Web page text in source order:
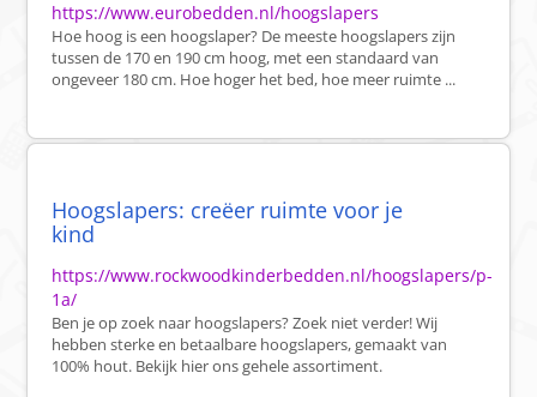
https://www.eurobedden.nl/hoogslapers
Hoe hoog is een hoogslaper? De meeste hoogslapers zijn
tussen de 170 en 190 cm hoog, met een standaard van
ongeveer 180 cm. Hoe hoger het bed, hoe meer ruimte ...
Hoogslapers: creëer ruimte voor je
kind
https://www.rockwoodkinderbedden.nl/hoogslapers/p-
1a/
Ben je op zoek naar hoogslapers? Zoek niet verder! Wij
hebben sterke en betaalbare hoogslapers, gemaakt van
100% hout. Bekijk hier ons gehele assortiment.